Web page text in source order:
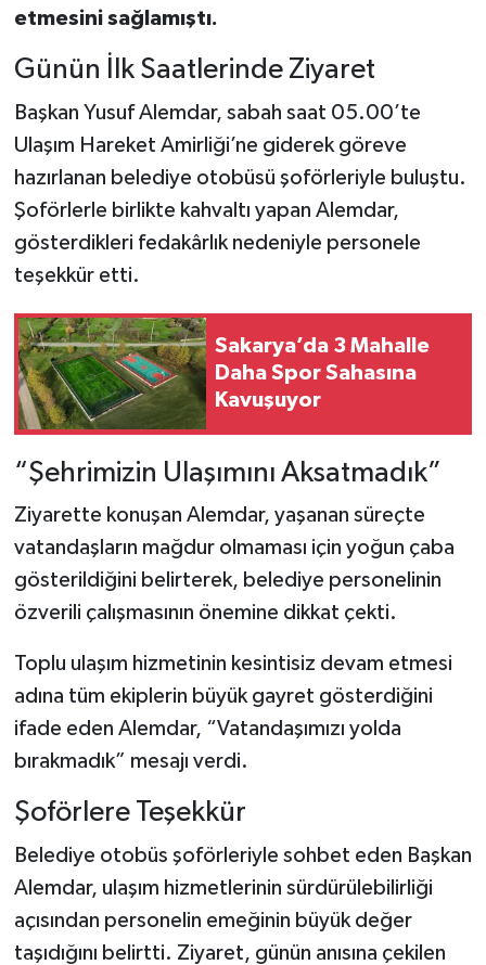
etmesini sağlamıştı.
Günün İlk Saatlerinde Ziyaret
Başkan Yusuf Alemdar, sabah saat 05.00’te
Ulaşım Hareket Amirliği’ne giderek göreve
hazırlanan belediye otobüsü şoförleriyle buluştu.
Şoförlerle birlikte kahvaltı yapan Alemdar,
gösterdikleri fedakârlık nedeniyle personele
teşekkür etti.
Sakarya’da 3 Mahalle
Daha Spor Sahasına
Kavuşuyor
“Şehrimizin Ulaşımını Aksatmadık”
Ziyarette konuşan Alemdar, yaşanan süreçte
vatandaşların mağdur olmaması için yoğun çaba
gösterildiğini belirterek, belediye personelinin
özverili çalışmasının önemine dikkat çekti.
Toplu ulaşım hizmetinin kesintisiz devam etmesi
adına tüm ekiplerin büyük gayret gösterdiğini
ifade eden Alemdar, “Vatandaşımızı yolda
bırakmadık” mesajı verdi.
Şoförlere Teşekkür
Belediye otobüs şoförleriyle sohbet eden Başkan
Alemdar, ulaşım hizmetlerinin sürdürülebilirliği
açısından personelin emeğinin büyük değer
taşıdığını belirtti. Ziyaret, günün anısına çekilen